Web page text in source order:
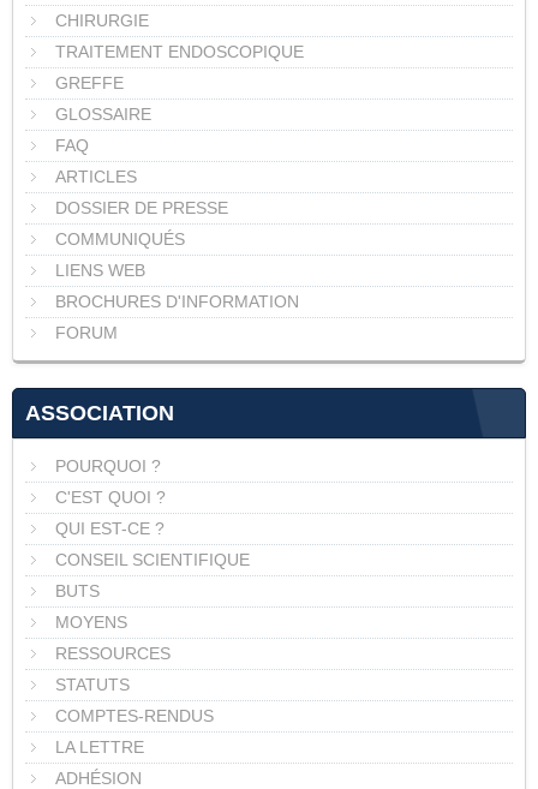
CHIRURGIE
TRAITEMENT ENDOSCOPIQUE
GREFFE
GLOSSAIRE
FAQ
ARTICLES
DOSSIER DE PRESSE
COMMUNIQUÉS
LIENS WEB
BROCHURES D'INFORMATION
FORUM
ASSOCIATION
POURQUOI ?
C'EST QUOI ?
QUI EST-CE ?
CONSEIL SCIENTIFIQUE
BUTS
MOYENS
RESSOURCES
STATUTS
COMPTES-RENDUS
LA LETTRE
ADHÉSION